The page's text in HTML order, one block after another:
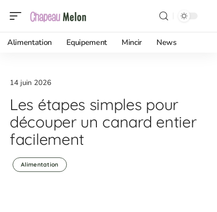
Alimentation Equipement Mincir News
14 juin 2026
Les étapes simples pour
découper un canard entier
facilement
Alimentation